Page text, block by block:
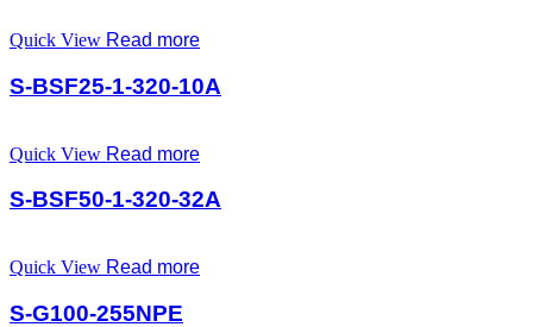
Quick View Read more
S-BSF25-1-320-10A
Quick View Read more
S-BSF50-1-320-32A
Quick View Read more
S-G100-255NPE